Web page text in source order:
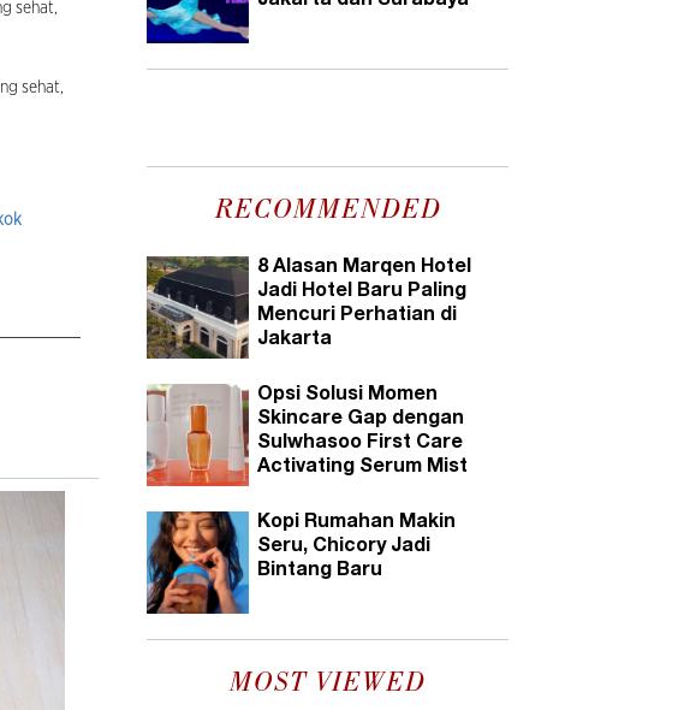
sehat,
sehat,
RECOMMENDED
8 Alasan Marqen Hotel
Jadi Hotel Baru Paling
Mencuri Perhatian di
Jakarta
Opsi Solusi Momen
Skincare Gap dengan
Sulwhasoo First Care
Activating Serum Mist
Kopi Rumahan Makin
Seru, Chicory Jadi
Bintang Baru
MOST VIEWED